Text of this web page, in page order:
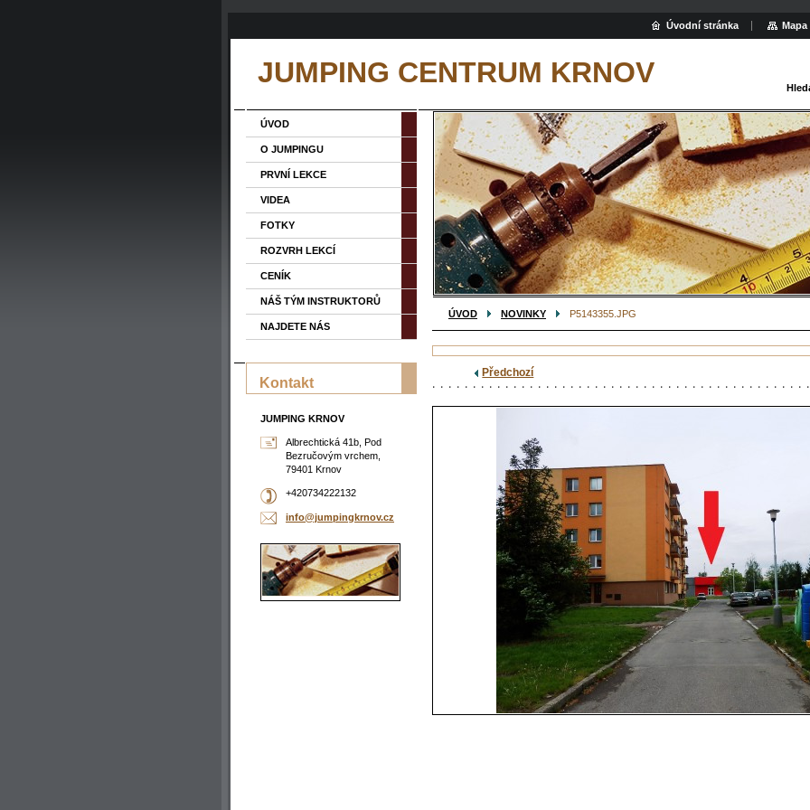
JUMPING CENTRUM KRNOV
ÚVOD NOVINKY P5143355.JPG
Předchozí
ÚVOD
O JUMPINGU
PRVNÍ LEKCE
VIDEA
FOTKY
ROZVRH LEKCÍ
CENÍK
NÁŠ TÝM INSTRUKTORŮ
NAJDETE NÁS
Kontakt
JUMPING KRNOV
Albrechtická 41b, Pod
Bezručovým vrchem,
79401 Krnov
+420734222132
info@jumpingkrnov.cz
Úvodní stránka